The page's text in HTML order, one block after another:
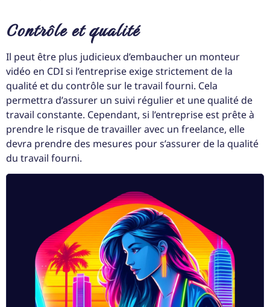
Contrôle et qualité
Il peut être plus judicieux d’embaucher un monteur
vidéo en CDI si l’entreprise exige strictement de la
qualité et du contrôle sur le travail fourni. Cela
permettra d’assurer un suivi régulier et une qualité de
travail constante. Cependant, si l’entreprise est prête à
prendre le risque de travailler avec un freelance, elle
devra prendre des mesures pour s’assurer de la qualité
du travail fourni.